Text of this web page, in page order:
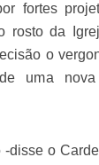
fortes
rosto da
o
uma nova
disse o